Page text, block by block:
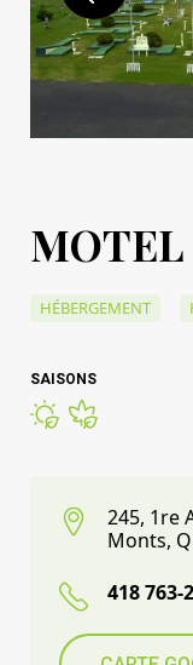
MOTEL
HÉBERGEMENT
SAISONS
245, 1re
Monts,
418 763-